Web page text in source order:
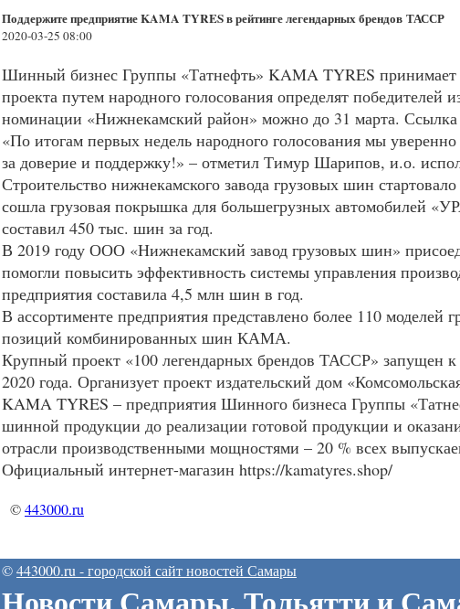
Поддержите предприятие KAMA TYRES в рейтинге легендарных брендов ТАССР
2020-03-25 08:00
Шинный бизнес Группы «Татнефть» KAMA TYRES
проекта путем народного голосования определят
номинации «Нижнекамский район» можно до 31 марта. Ссылка
«По итогам первых недель народного голосования мы
за доверие и поддержку!» – отметил Тимур Шарипов, и.о.
Строительство нижнекамского завода грузовых шин
сошла грузовая покрышка для большегрузных автомобилей
составил 450 тыс. шин за год.
В 2019 году ООО «Нижнекамский завод грузовых шин»
помогли повысить эффективность системы управления
предприятия составила 4,5 млн шин в год.
В ассортименте предприятия представлено более 110
позиций комбинированных шин КАМА.
Крупный проект «100 легендарных брендов ТАССР» запущен к
2020 года. Организует проект издательский дом
KAMA TYRES – предприятия Шинного бизнеса Группы
шинной продукции до реализации готовой продукции и
отрасли производственными мощностями – 20 % всех
Официальный интернет-магазин https://kamatyres.shop/
©443000.ru
©443000.ru - городской сайт новостей Самары